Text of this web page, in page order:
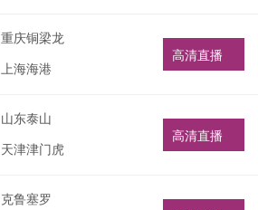
重庆铜梁龙
上海海港
高清直播
山东泰山
天津津门虎
高清直播
克鲁塞罗